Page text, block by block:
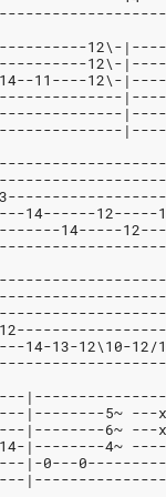
12\-
12\-
14--11----12\-
14------
14-----
14-13-12\10-
|--------5~
|--------6~
|--------4~
|-0---